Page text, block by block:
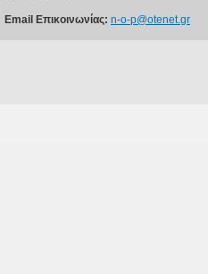
Email Επικοινωνίας: n-o-p@otenet.gr